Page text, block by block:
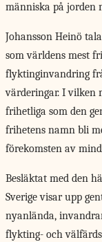
människa på jorden
Johansson Heinö
som världens mest
flyktinginvandring
värderingar. I vilken
frihetliga som den
frihetens namn bli
förekomsten av
Besläktat med den
Sverige visar upp
nyanlända,
flykting- och